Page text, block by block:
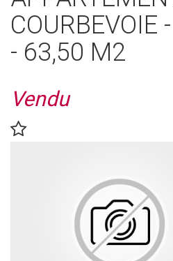
COURBEVOIE
- 63,50 M2
Vendu